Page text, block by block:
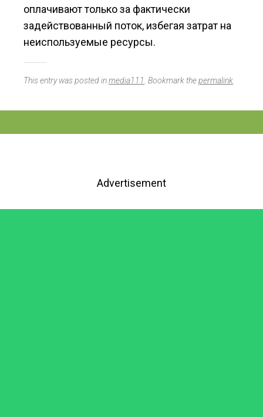
оплачивают только за фактически
задействованный поток, избегая затрат на
неиспользуемые ресурсы.
This entry was posted inmedia111 . Bookmark thepermalink
Advertisement